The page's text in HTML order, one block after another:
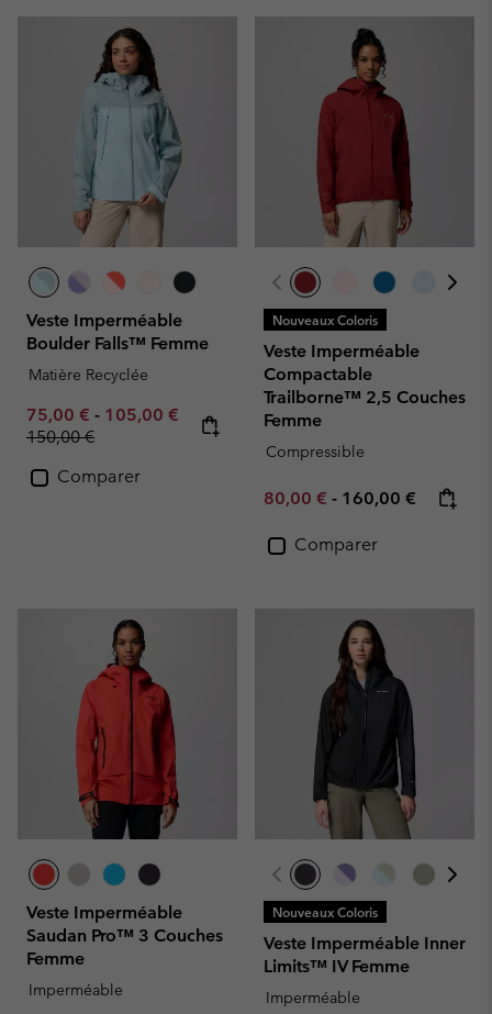
Veste Imperméable
Boulder Falls™ Femme
Matière Recyclée
Minimum sale price:
75,00 € - Maximum sale price:
105,00 € Regular price:
150,00 €
Comparer
Nouveaux Coloris
Veste Imperméable
Compactable
Trailborne™ 2,5 Couches
Femme
Compressible
Minimum sale price:
80,00 € - Maximum price:
160,00 €
Comparer
Veste Imperméable
Saudan Pro™ 3 Couches
Femme
Imperméable
Nouveaux Coloris
Veste Imperméable Inner
Limits™ IV Femme
Imperméable